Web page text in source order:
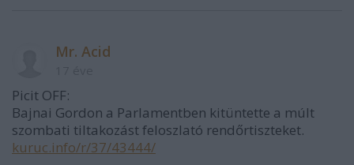
Mr. Acid
Picit OFF:
Bajnai Gordon a Parlamentben kitüntette a múlt
szombati tiltakozást feloszlató rendőrtiszteket.
kuruc.info/r/37/43444/